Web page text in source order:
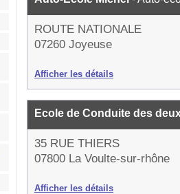
ROUTE NATIONALE
07260 Joyeuse
Afficher les détails
Ecole de Conduite des
35 RUE THIERS
07800 La Voulte-sur-rhône
Afficher les détails